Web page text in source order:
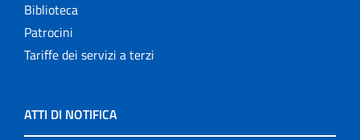
Biblioteca
Patrocini
Tariffe dei servizi a terzi
ATTI DI NOTIFICA